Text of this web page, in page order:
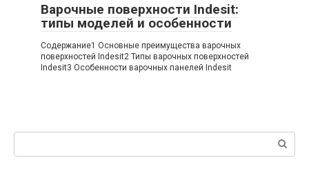
Варочные поверхности Indesit:
типы моделей и особенности
Содержание1 Основные преимущества варочных
поверхностей Indesit2 Типы варочных поверхностей
Indesit3 Особенности варочных панелей Indesit